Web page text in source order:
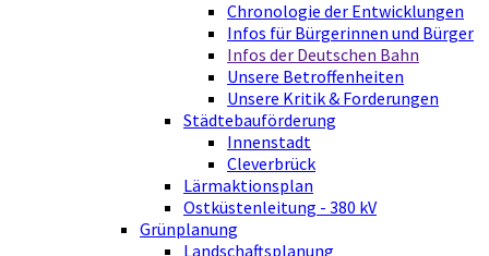
Chronologie der Entwicklungen
Infos für Bürgerinnen und Bürger
Infos der Deutschen Bahn
Unsere Betroffenheiten
Unsere Kritik & Forderungen
Städtebauförderung
Innenstadt
Cleverbrück
Lärmaktionsplan
Ostküstenleitung - 380 kV
Grünplanung
Landschaftsplanung